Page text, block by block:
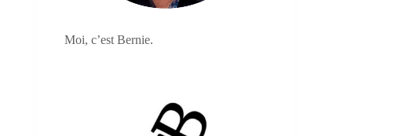
Moi, c’est Bernie.